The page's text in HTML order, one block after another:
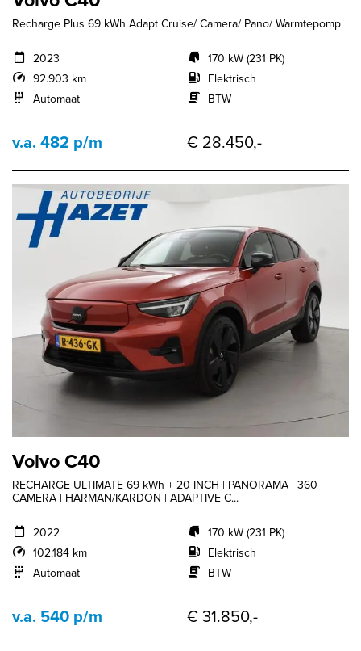
Recharge Plus 69 kWh Adapt Cruise/ Camera/ Pano/ Warmtepomp
2023
92.903 km
Automaat
170 kW (231 PK)
Elektrisch
BTW
v.a. 482 p/m € 28.450,-
Volvo C40
RECHARGE ULTIMATE 69 kWh + 20 INCH | PANORAMA | 360
CAMERA | HARMAN/KARDON | ADAPTIVE C...
2022
102.184 km
Automaat
170 kW (231 PK)
Elektrisch
BTW
v.a. 540 p/m € 31.850,-